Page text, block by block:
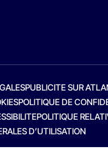
PUBLICITE SUR
POLITIQUE DE
POLITIQUE
D’UTILISATION